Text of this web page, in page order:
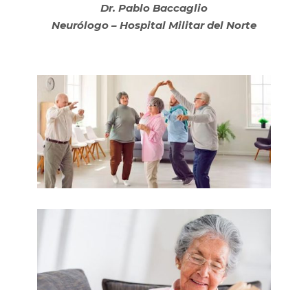
Dr. Pablo Baccaglio
Neurólogo – Hospital Militar del Norte